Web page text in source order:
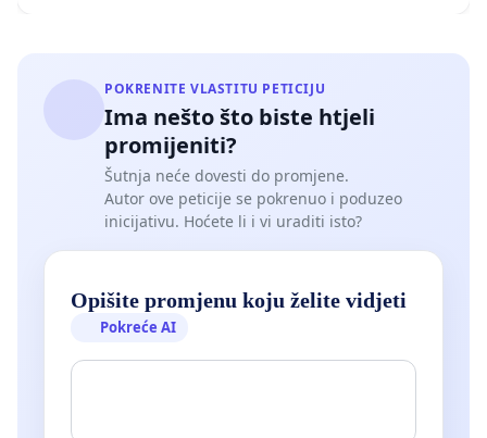
POKRENITE VLASTITU PETICIJU
Ima nešto što biste htjeli
promijeniti?
Šutnja neće dovesti do promjene.
Autor ove peticije se pokrenuo i poduzeo
inicijativu. Hoćete li i vi uraditi isto?
Opišite promjenu koju želite vidjeti
Pokreće AI